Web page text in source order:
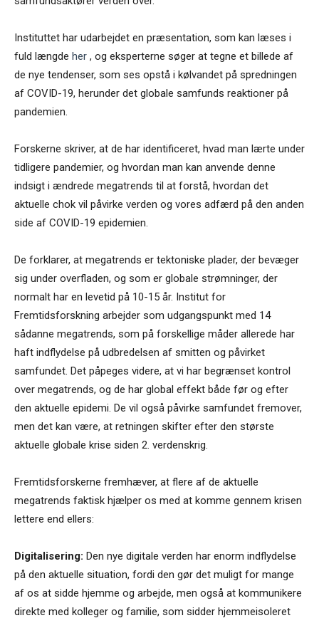
Instituttet har udarbejdet en præsentation, som kan læses i
fuld længde her , og eksperterne søger at tegne et billede af
de nye tendenser, som ses opstå i kølvandet på spredningen
af COVID-19, herunder det globale samfunds reaktioner på
pandemien.
Forskerne skriver, at de har identificeret, hvad man lærte under
tidligere pandemier, og hvordan man kan anvende denne
indsigt i ændrede megatrends til at forstå, hvordan det
aktuelle chok vil påvirke verden og vores adfærd på den anden
side af COVID-19 epidemien.
De forklarer, at megatrends er tektoniske plader, der bevæger
sig under overfladen, og som er globale strømninger, der
normalt har en levetid på 10-15 år. Institut for
Fremtidsforskning arbejder som udgangspunkt med 14
sådanne megatrends, som på forskellige måder allerede har
haft indflydelse på udbredelsen af smitten og påvirket
samfundet. Det påpeges videre, at vi har begrænset kontrol
over megatrends, og de har global effekt både før og efter
den aktuelle epidemi. De vil også påvirke samfundet fremover,
men det kan være, at retningen skifter efter den største
aktuelle globale krise siden 2. verdenskrig.
Fremtidsforskerne fremhæver, at flere af de aktuelle
megatrends faktisk hjælper os med at komme gennem krisen
lettere end ellers:
Digitalisering: Den nye digitale verden har enorm indflydelse
på den aktuelle situation, fordi den gør det muligt for mange
af os at sidde hjemme og arbejde, men også at kommunikere
direkte med kolleger og familie, som sidder hjemmeisoleret